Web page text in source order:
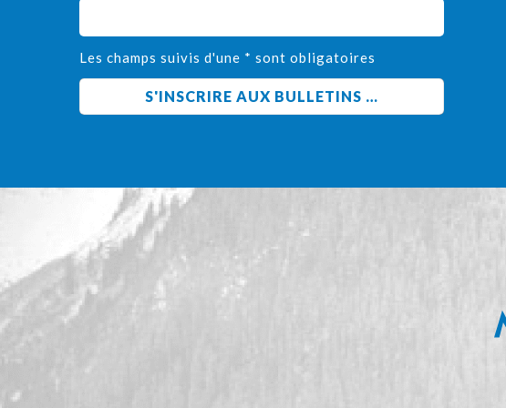
Les champs suivis d'une * sont obligatoires